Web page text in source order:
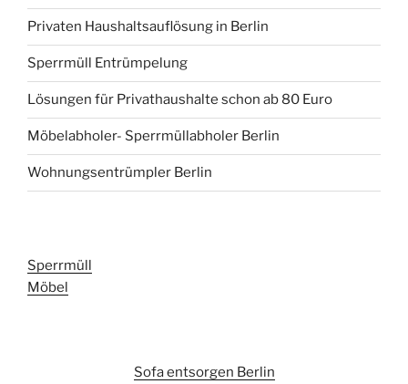
Privaten Haushaltsauflösung in Berlin
Sperrmüll Entrümpelung
Lösungen für Privathaushalte schon ab 80 Euro
Möbelabholer- Sperrmüllabholer Berlin
Wohnungsentrümpler Berlin
Sperrmüll
Möbel
Sofa entsorgen Berlin